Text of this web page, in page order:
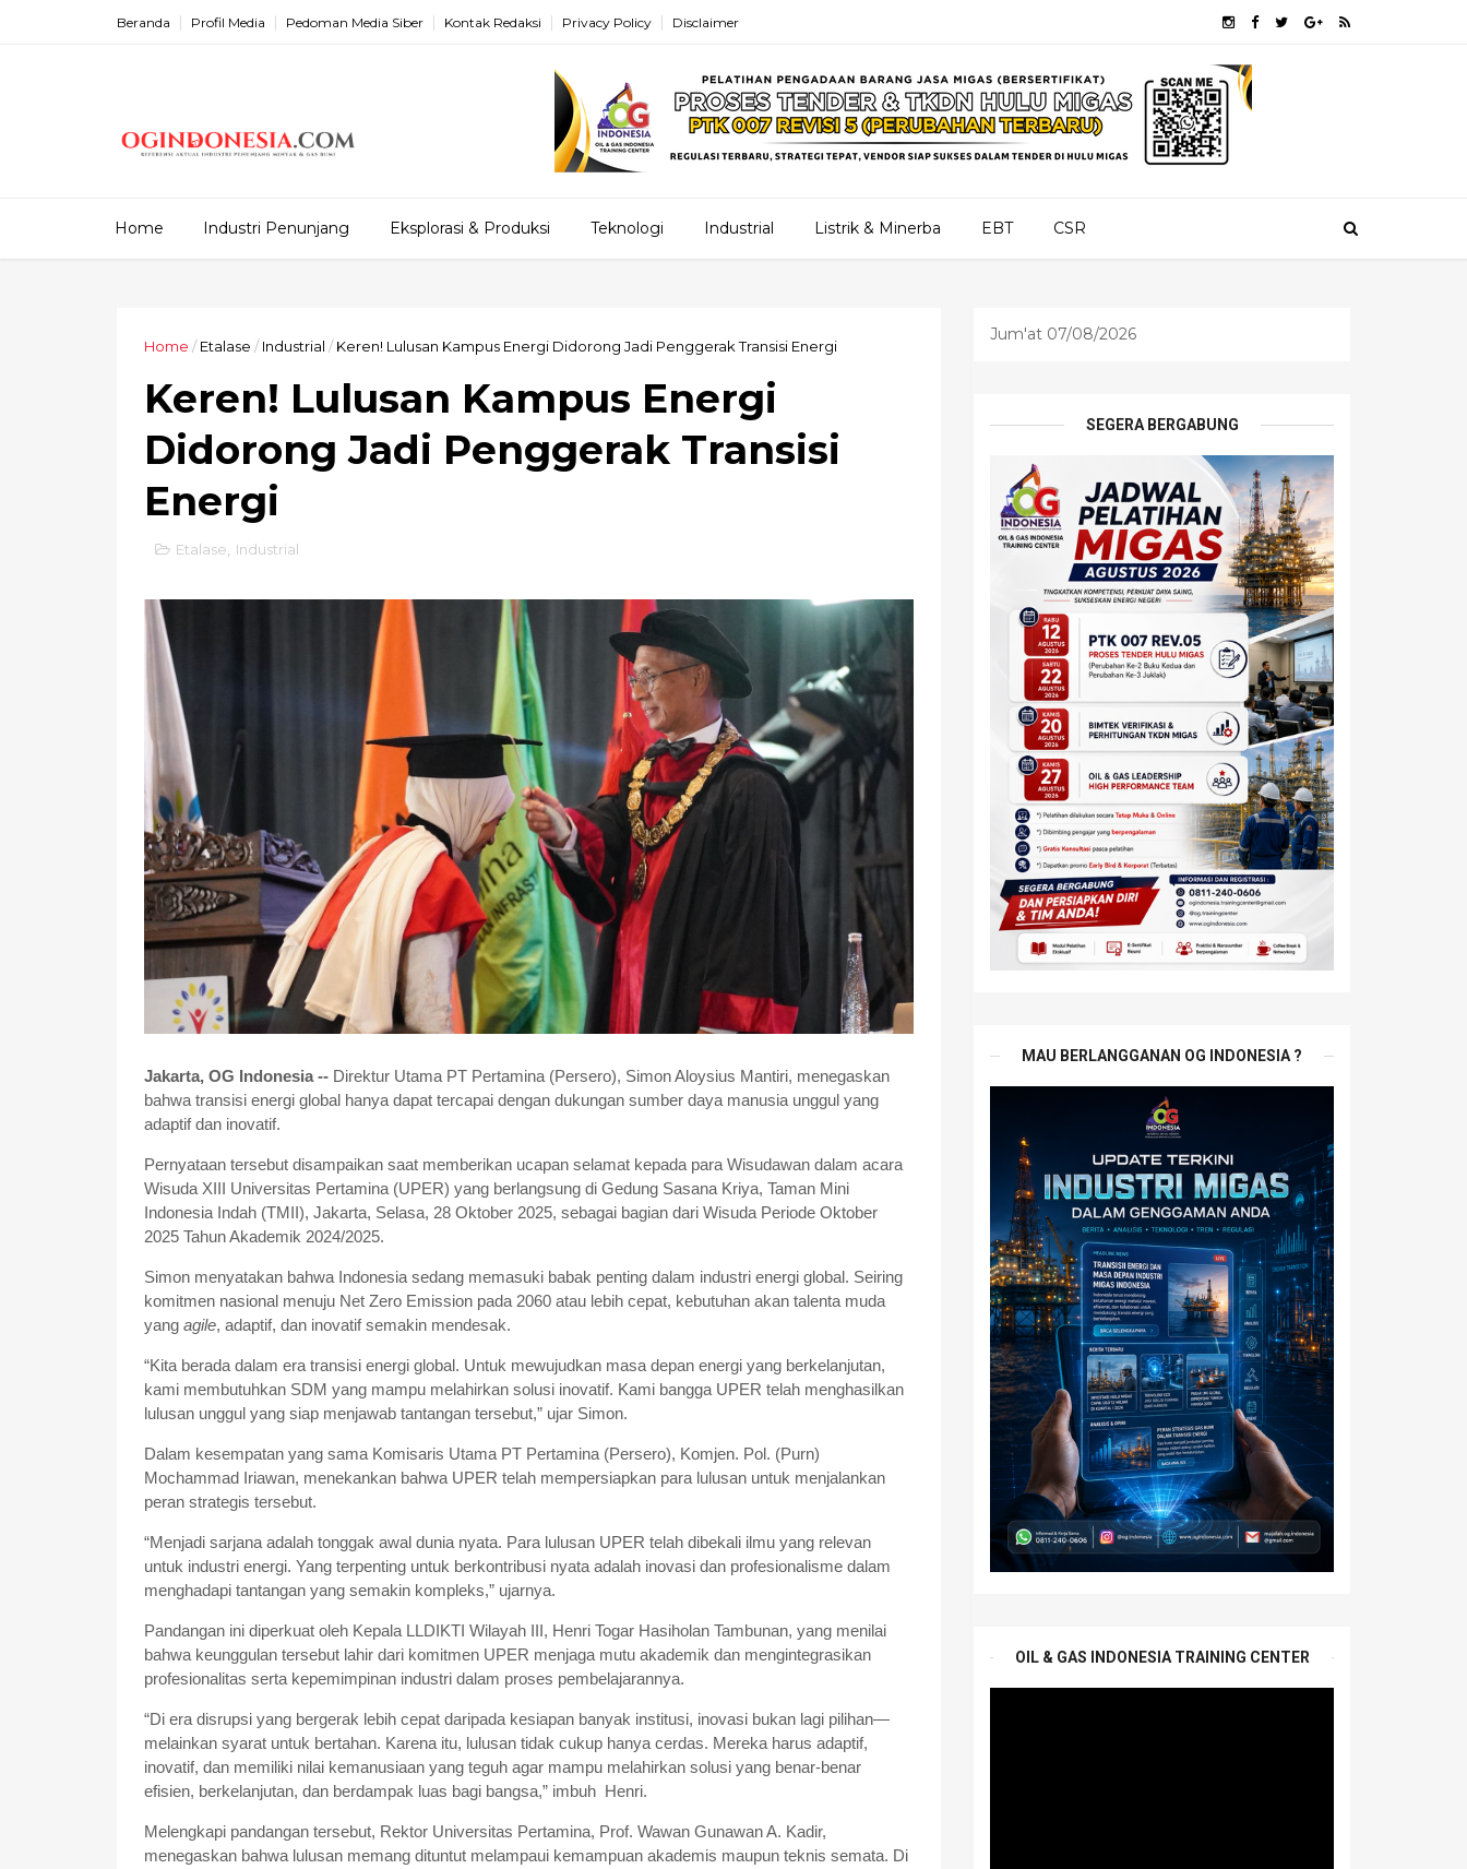
Beranda Profil Media Pedoman Media Siber Kontak Redaksi Privacy Policy Disclaimer
Home Industri Penunjang Eksplorasi & Produksi Teknologi Industrial Listrik & Minerba EBT CSR
Home / Etalase / Industrial / Keren! Lulusan Kampus Energi Didorong Jadi Penggerak Transisi Energi
Keren! Lulusan Kampus Energi
Didorong Jadi Penggerak Transisi
Energi
Etalase Industrial
Jakarta, OG Indonesia -- Direktur Utama PT Pertamina (Persero), Simon Aloysius Mantiri, menegaskan
bahwa transisi energi global hanya dapat tercapai dengan dukungan sumber daya manusia unggul yang
adaptif dan inovatif.
Pernyataan tersebut disampaikan saat memberikan ucapan selamat kepada para Wisudawan dalam acara
Wisuda XIII Universitas Pertamina (UPER) yang berlangsung di Gedung Sasana Kriya, Taman Mini
Indonesia Indah (TMII), Jakarta, Selasa, 28 Oktober 2025, sebagai bagian dari Wisuda Periode Oktober
2025 Tahun Akademik 2024/2025.
Simon menyatakan bahwa Indonesia sedang memasuki babak penting dalam industri energi global. Seiring
komitmen nasional menuju Net Zero Emission pada 2060 atau lebih cepat, kebutuhan akan talenta muda
yang agile, adaptif, dan inovatif semakin mendesak.
“Kita berada dalam era transisi energi global. Untuk mewujudkan masa depan energi yang berkelanjutan,
kami membutuhkan SDM yang mampu melahirkan solusi inovatif. Kami bangga UPER telah menghasilkan
lulusan unggul yang siap menjawab tantangan tersebut,” ujar Simon.
Dalam kesempatan yang sama Komisaris Utama PT Pertamina (Persero), Komjen. Pol. (Purn)
Mochammad Iriawan, menekankan bahwa UPER telah mempersiapkan para lulusan untuk menjalankan
peran strategis tersebut.
“Menjadi sarjana adalah tonggak awal dunia nyata. Para lulusan UPER telah dibekali ilmu yang relevan
untuk industri energi. Yang terpenting untuk berkontribusi nyata adalah inovasi dan profesionalisme dalam
menghadapi tantangan yang semakin kompleks,” ujarnya.
Pandangan ini diperkuat oleh Kepala LLDIKTI Wilayah III, Henri Togar Hasiholan Tambunan, yang menilai
bahwa keunggulan tersebut lahir dari komitmen UPER menjaga mutu akademik dan mengintegrasikan
profesionalitas serta kepemimpinan industri dalam proses pembelajarannya.
“Di era disrupsi yang bergerak lebih cepat daripada kesiapan banyak institusi, inovasi bukan lagi pilihan—
melainkan syarat untuk bertahan. Karena itu, lulusan tidak cukup hanya cerdas. Mereka harus adaptif,
inovatif, dan memiliki nilai kemanusiaan yang teguh agar mampu melahirkan solusi yang benar-benar
efisien, berkelanjutan, dan berdampak luas bagi bangsa,” imbuh Henri.
Melengkapi pandangan tersebut, Rektor Universitas Pertamina, Prof. Wawan Gunawan A. Kadir,
menegaskan bahwa lulusan memang dituntut melampaui kemampuan akademis maupun teknis semata. Di
Jum'at 07/08/2026
SEGERA BERGABUNG
MAU BERLANGGANAN OG INDONESIA ?
OIL & GAS INDONESIA TRAINING CENTER